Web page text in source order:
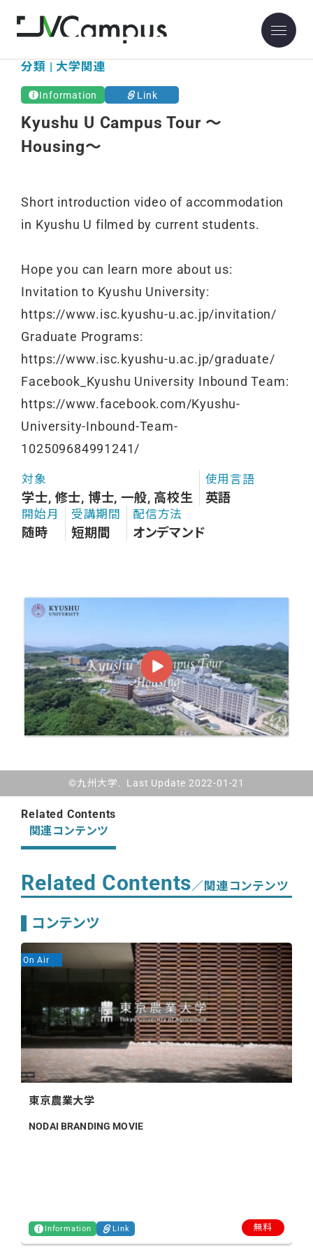
分類 | 大学関連
Information Link
Kyushu U Campus Tour 〜
Housing〜
Short introduction video of accommodation
in Kyushu U filmed by current students.
Hope you can learn more about us:
Invitation to Kyushu University:
https://www.isc.kyushu-u.ac.jp/invitation/
Graduate Programs:
https://www.isc.kyushu-u.ac.jp/graduate/
Facebook_Kyushu University Inbound Team:
https://www.facebook.com/Kyushu-
University-Inbound-Team-
102509684991241/
対象
学士, 修士, 博士, 一般, 高校生
使用言語
英語
開始月
随時
受講期間
短期間
配信方法
オンデマンド
©九州大学. Last Update 2022-01-21
Related Contents
関連コンテンツ
Related Contents／関連コンテンツ
コンテンツ
東京農業大学
NODAI BRANDING MOVIE
Information Link 無料
On Air